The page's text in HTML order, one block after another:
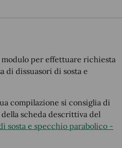
per effettuare richiesta
di dissuasori di sosta e
compilazione si consiglia di
scheda descrittiva del
sosta e specchio parabolico -